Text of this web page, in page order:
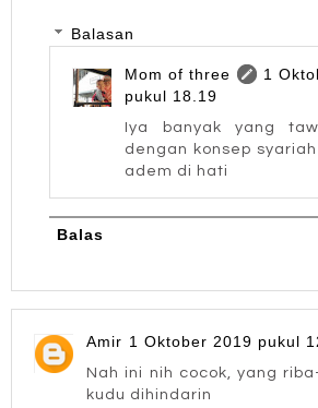
Balasan
Mom of three
1
pukul 18.19
Iya banyak yang
dengan konsep syariah
adem di hati
Balas
Amir 1 Oktober 2019 pukul
Nah ini nih cocok, yang
kudu dihindarin